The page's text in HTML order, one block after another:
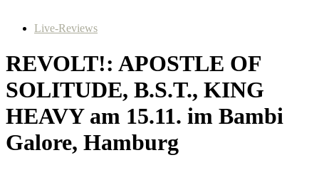
Live-Reviews
REVOLT!: APOSTLE OF
SOLITUDE, B.S.T., KING
HEAVY am 15.11. im Bambi
Galore, Hamburg